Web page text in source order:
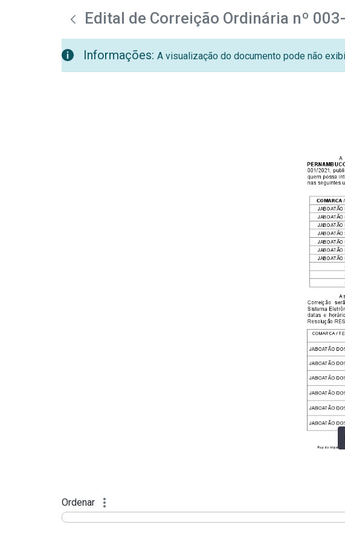
Pular para o Conteúdo principal
teste descricaoEdital de Correição Ordinária nº
Informações: A visualização do documento pode não
Ordenar